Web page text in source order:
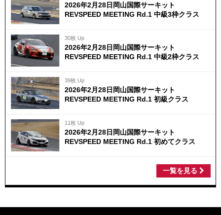
2026年2月28日岡山国際サーキット
REVSPEED MEETING Rd.1 中級3枠クラス
30枚 Up
2026年2月28日岡山国際サーキット
REVSPEED MEETING Rd.1 中級2枠クラス
39枚 Up
2026年2月28日岡山国際サーキット
REVSPEED MEETING Rd.1 初級クラス
11枚 Up
2026年2月28日岡山国際サーキット
REVSPEED MEETING Rd.1 初めてクラス
一覧を見る